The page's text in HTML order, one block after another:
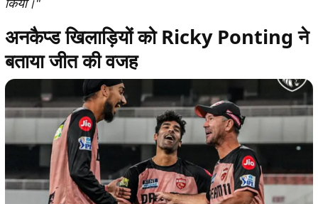
अनकैप्ड खिलाड़ियों को Ricky Ponting ने
बताया जीत की वजह